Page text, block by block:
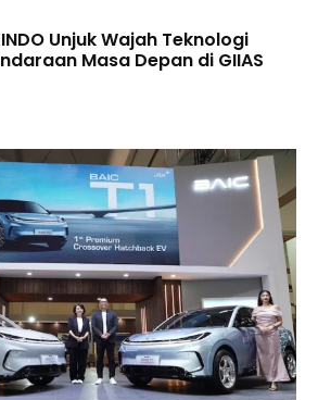
Unjuk Wajah Teknologi
Masa Depan di GIIAS